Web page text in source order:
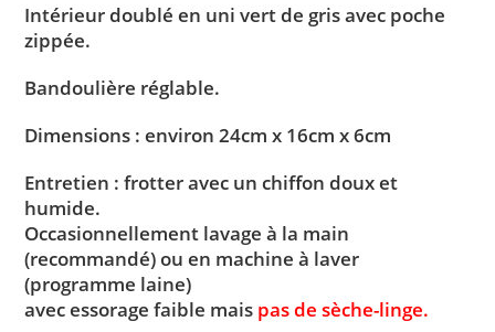
Intérieur doublé en uni vert de gris avec poche
zippée.
Bandoulière réglable.
Dimensions : environ 24cm x 16cm x 6cm
Entretien : frotter avec un chiffon doux et
humide.
Occasionnellement lavage à la main
(recommandé) ou en machine à laver
(programme laine)
avec essorage faible mais pas de sèche-linge.